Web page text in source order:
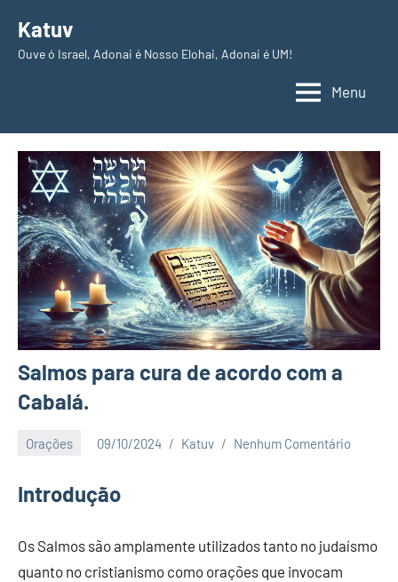
paraKatuv
Ouve ó Israel, Adonai é Nosso Elohai, Adonai é UM!
Menu
Salmos para cura de acordo com a
Cabalá.
Orações 09/10/2024 Katuv Nenhum Comentário
Introdução
Os Salmos são amplamente utilizados tanto no judaísmo
quanto no cristianismo como orações que invocam